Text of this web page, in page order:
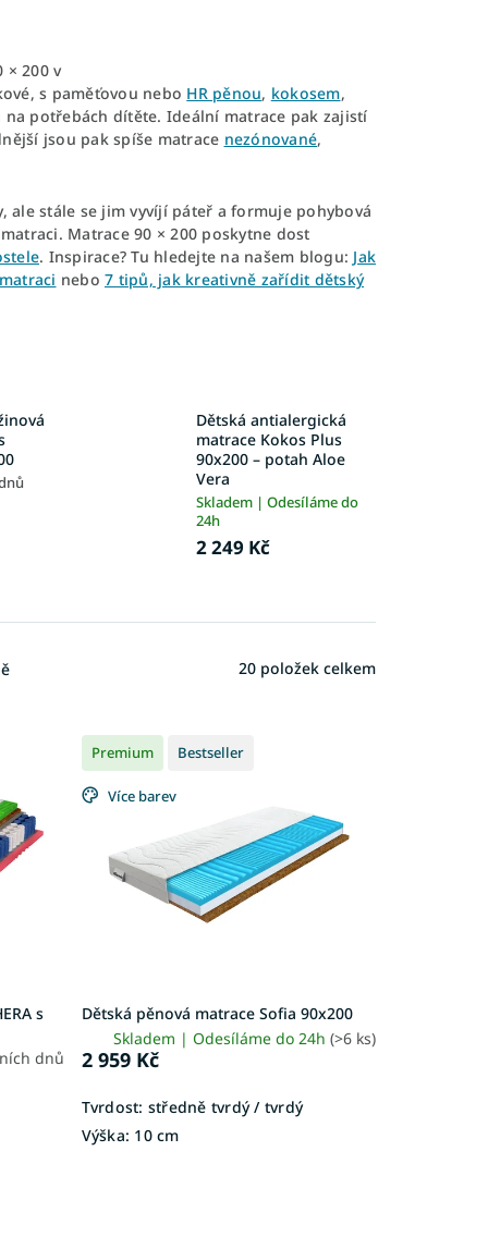
× 200 v
s paměťovou nebo HR pěnou, kokosem,
potřebách dítěte. Ideální matrace pak zajistí
jsou pak spíše matrace nezónované,
ale stále se jim vyvíjí páteř a formuje pohybová
Matrace 90 × 200 poskytne dost
. Inspirace? Tu hledejte na našem blogu: Jak
nebo 7 tipů, jak kreativně zařídit dětský
Dětská antialergická
matrace Kokos Plus
90x200 – potah Aloe
Vera
Skladem | Odesíláme do
24h
2 249 Kč
20 položek celkem
s
dnů
Premium Bestseller
Více barev
Dětská pěnová matrace Sofia 90x200
Skladem | Odesíláme do 24h (>6 ks)
2 959 Kč
Tvrdost: středně tvrdý / tvrdý
Výška: 10 cm